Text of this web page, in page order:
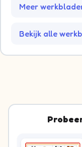
Meer
Bekijk alle